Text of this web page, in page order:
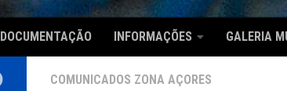
DOCUMENTAÇÃO INFORMAÇÕES GALERIA
COMUNICADOS ZONA AÇORES